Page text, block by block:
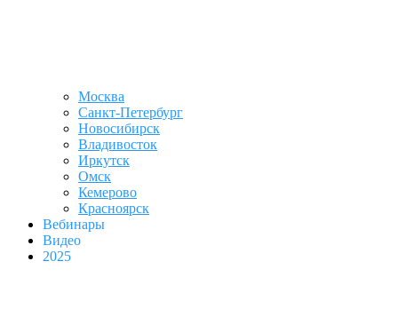
Москва
Санкт-Петербург
Новосибирск
Владивосток
Иркутск
Омск
Кемерово
Красноярск
Вебинары
Видео
2025